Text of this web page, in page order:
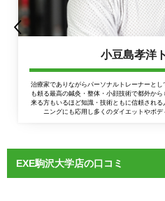
小豆島孝洋
治療家でありながらパーソナルトレーナーと
も頼る最高の鍼灸・整体・小顔技術で都外か
来る方もいるほど知識・技術ともに信頼され
ニングにも応用し多くのダイエットやボデ
EXE駒沢大学店の口コミ